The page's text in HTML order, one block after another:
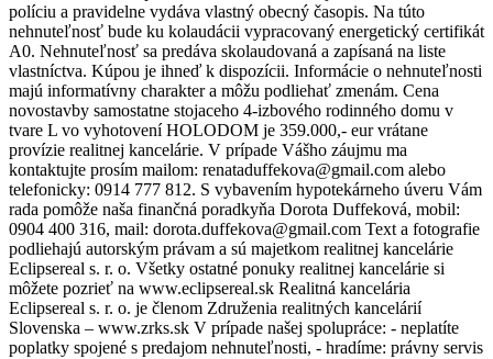
políciu a pravidelne vydáva vlastný obecný časopis. Na túto
nehnuteľnosť bude ku kolaudácii vypracovaný energetický certifikát
A0. Nehnuteľnosť sa predáva skolaudovaná a zapísaná na liste
vlastníctva. Kúpou je ihneď k dispozícii. Informácie o nehnuteľnosti
majú informatívny charakter a môžu podliehať zmenám. Cena
novostavby samostatne stojaceho 4-izbového rodinného domu v
tvare L vo vyhotovení HOLODOM je 359.000,- eur vrátane
provízie realitnej kancelárie. V prípade Vášho záujmu ma
kontaktujte prosím mailom: renataduffekova@gmail.com alebo
telefonicky: 0914 777 812. S vybavením hypotekárneho úveru Vám
rada pomôže naša finančná poradkyňa Dorota Duffeková, mobil:
0904 400 316, mail: dorota.duffekova@gmail.com Text a fotografie
podliehajú autorským právam a sú majetkom realitnej kancelárie
Eclipsereal s. r. o. Všetky ostatné ponuky realitnej kancelárie si
môžete pozrieť na www.eclipsereal.sk Realitná kancelária
Eclipsereal s. r. o. je členom Združenia realitných kancelárií
Slovenska – www.zrks.sk V prípade našej spolupráce: - neplatíte
poplatky spojené s predajom nehnuteľnosti, - hradíme: právny servis